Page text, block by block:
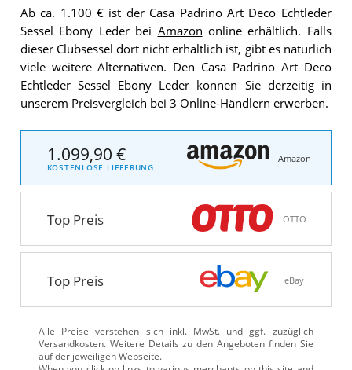
Ab ca. 1.100 € ist der Casa Padrino Art Deco Echtleder
Sessel Ebony Leder bei Amazon online erhältlich. Falls
dieser Clubsessel dort nicht erhältlich ist, gibt es natürlich
viele weitere Alternativen. Den Casa Padrino Art Deco
Echtleder Sessel Ebony Leder können Sie derzeitig in
unserem Preisvergleich bei 3 Online-Händlern erwerben.
1.099,90 €
KOSTENLOSE LIEFERUNG
Amazon
Top Preis OTTO
Top Preis eBay
Alle Preise verstehen sich inkl. MwSt. und ggf. zuzüglich
Versandkosten. Weitere Details zu den Angeboten finden Sie
auf der jeweiligen Webseite.